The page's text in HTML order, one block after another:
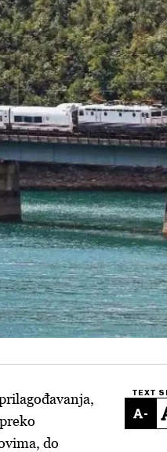
TEXT
-
do